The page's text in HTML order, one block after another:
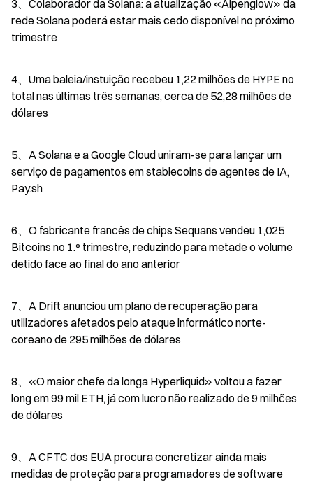
3、Colaborador da Solana: a atualização «Alpenglow» da
rede Solana poderá estar mais cedo disponível no próximo
trimestre
4、Uma baleia/instuição recebeu 1,22 milhões de HYPE no
total nas últimas três semanas, cerca de 52,28 milhões de
dólares
5、A Solana e a Google Cloud uniram-se para lançar um
serviço de pagamentos em stablecoins de agentes de IA,
Pay.sh
6、O fabricante francês de chips Sequans vendeu 1,025
Bitcoins no 1.º trimestre, reduzindo para metade o volume
detido face ao final do ano anterior
7、A Drift anunciou um plano de recuperação para
utilizadores afetados pelo ataque informático norte-
coreano de 295 milhões de dólares
8、«O maior chefe da longa Hyperliquid» voltou a fazer
long em 99 mil ETH, já com lucro não realizado de 9 milhões
de dólares
9、A CFTC dos EUA procura concretizar ainda mais
medidas de proteção para programadores de software